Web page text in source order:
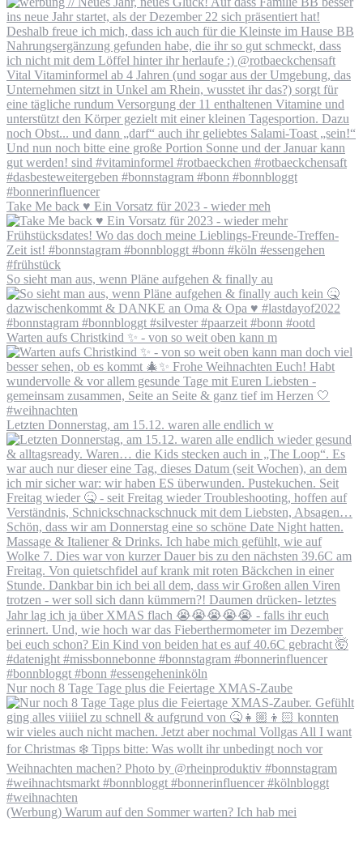
Take Me back ♥️ Ein Vorsatz für 2023 - wieder meh
So sieht man aus, wenn Pläne aufgehen & finally au
Warten aufs Christkind ✨ - von so weit oben kann m
Letzten Donnerstag, am 15.12. waren alle endlich w
Nur noch 8 Tage Tage plus die Feiertage XMAS-Zaube
(Werbung) Warum auf den Sommer warten? Ich hab mei